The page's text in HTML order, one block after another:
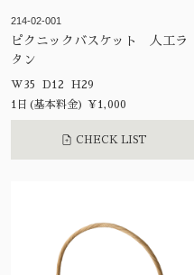
214-02-001
ピクニックバスケット 人工ラ
タン
W35 D12 H29
1日(基本料金) ¥1,000
CHECK LIST